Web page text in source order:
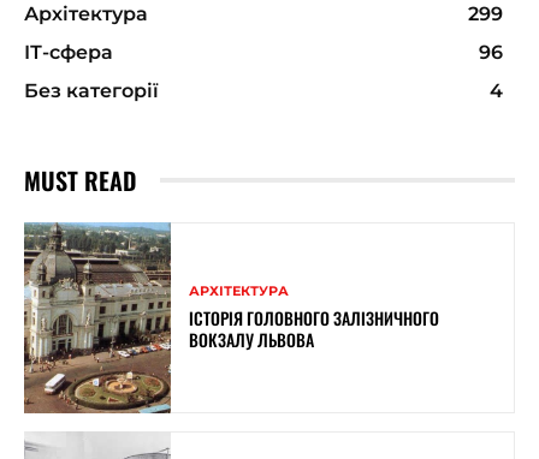
Архітектура
299
ІТ-сфера
96
Без категорії
4
MUST READ
АРХІТЕКТУРА
ІСТОРІЯ ГОЛОВНОГО ЗАЛІЗНИЧНОГО
ВОКЗАЛУ ЛЬВОВА